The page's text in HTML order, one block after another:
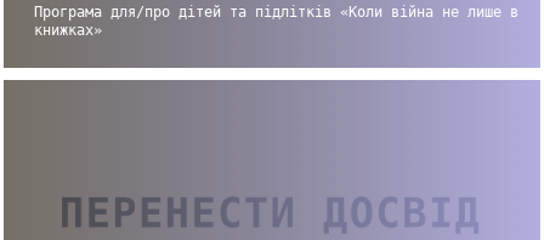
Програма для/про дітей та підлітків «Коли війна не лише в
книжках»